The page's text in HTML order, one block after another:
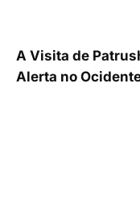
A Visita de
Alerta no